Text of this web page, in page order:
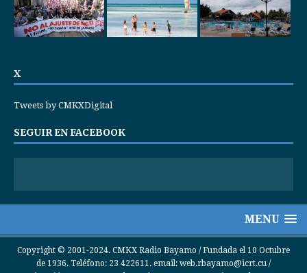
X
Tweets by CMKXDigital
SEGUIR EN FACEBOOK
MENU
Copyright © 2001-2024. CMKX Radio Bayamo / Fundada el 10 Octubre
de 1936. Teléfono: 23 422611. email: web.rbayamo@icrt.cu /